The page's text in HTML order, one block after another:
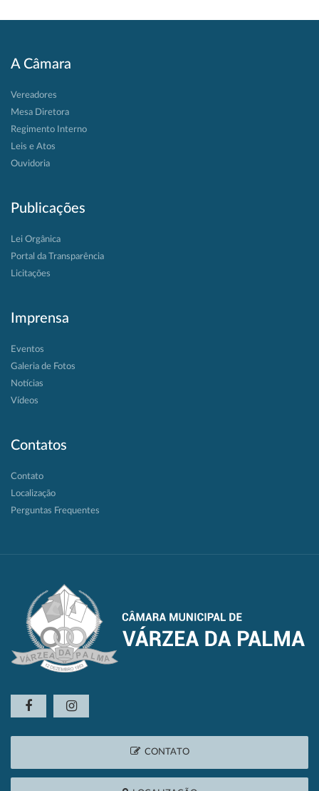
A Câmara
Vereadores
Mesa Diretora
Regimento Interno
Leis e Atos
Ouvidoria
Publicações
Lei Orgânica
Portal da Transparência
Licitações
Imprensa
Eventos
Galeria de Fotos
Notícias
Vídeos
Contatos
Contato
Localização
Perguntas Frequentes
CONTATO